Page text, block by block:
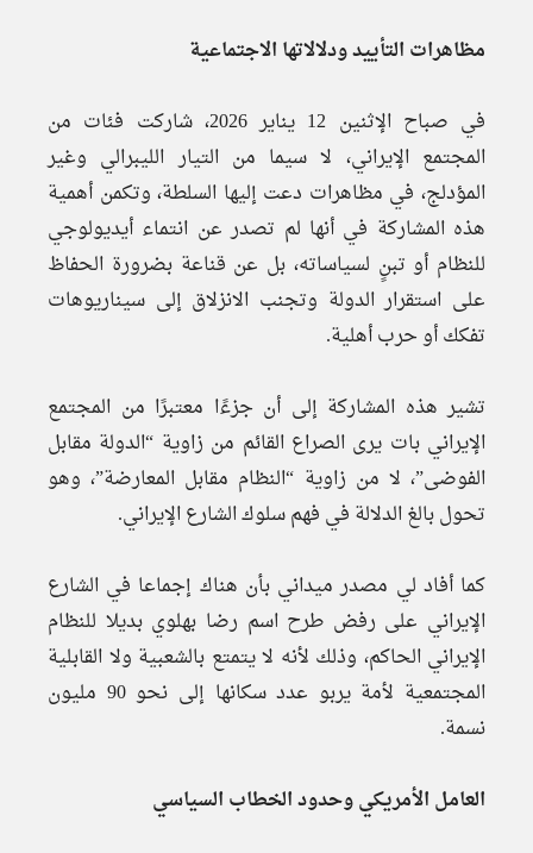
مظاهرات التأييد ودلالاتها الاجتماعية
في صباح الإثنين 12 يناير 2026، شاركت فئات من
المجتمع الإيراني، لا سيما من التيار الليبرالي وغير
المؤدلج، في مظاهرات دعت إليها السلطة، وتكمن أهمية
هذه المشاركة في أنها لم تصدر عن انتماء أيديولوجي
للنظام أو تبنٍ لسياساته، بل عن قناعة بضرورة الحفاظ
على استقرار الدولة وتجنب الانزلاق إلى سيناريوهات
تفكك أو حرب أهلية.
تشير هذه المشاركة إلى أن جزءًا معتبرًا من المجتمع
الإيراني بات يرى الصراع القائم من زاوية “الدولة مقابل
الفوضى”، لا من زاوية “النظام مقابل المعارضة”، وهو
تحول بالغ الدلالة في فهم سلوك الشارع الإيراني.
كما أفاد لي مصدر ميداني بأن هناك إجماعا في الشارع
الإيراني على رفض طرح اسم رضا بهلوي بديلا للنظام
الإيراني الحاكم، وذلك لأنه لا يتمتع بالشعبية ولا القابلية
المجتمعية لأمة يربو عدد سكانها إلى نحو 90 مليون
نسمة.
العامل الأمريكي وحدود الخطاب السياسي